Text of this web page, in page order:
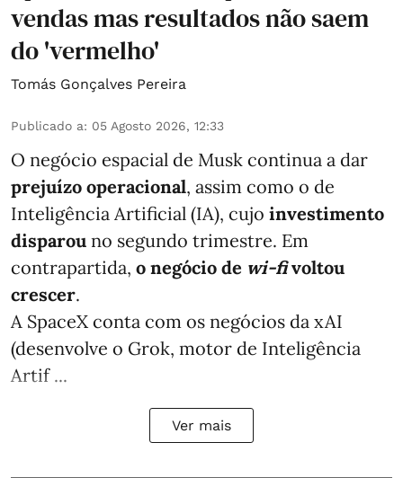
vendas mas resultados não saem
do 'vermelho'
Tomás Gonçalves Pereira
Publicado a: 05 Agosto 2026, 12:33
O negócio espacial de Musk continua a dar
prejuízo operacional, assim como o de
Inteligência Artificial (IA), cujo investimento
disparou no segundo trimestre. Em
contrapartida, o negócio de wi-fivoltou
crescer.
A SpaceX conta com os negócios da xAI
(desenvolve o Grok, motor de Inteligência
Artif ...
Ver mais